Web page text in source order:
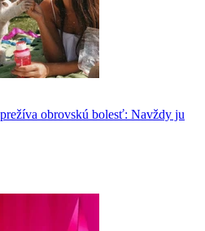
obrovskú bolesť: Navždy ju